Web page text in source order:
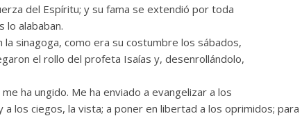
del Espíritu; y su fama se extendió por toda
lo alababan.
sinagoga, como era su costumbre los sábados,
el rollo del profeta Isaías y, desenrollándolo,
ha ungido. Me ha enviado a evangelizar a los
los ciegos, la vista; a poner en libertad a los oprimidos; para